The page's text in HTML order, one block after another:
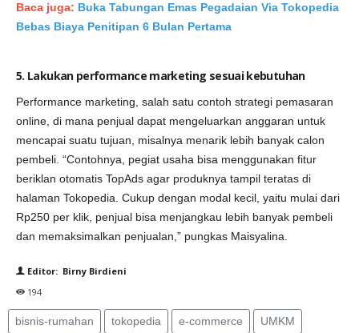
Baca juga: Buka Tabungan Emas Pegadaian Via Tokopedia
Bebas Biaya Penitipan 6 Bulan Pertama
5. Lakukan performance marketing sesuai kebutuhan
Performance marketing, salah satu contoh strategi pemasaran
online, di mana penjual dapat mengeluarkan anggaran untuk
mencapai suatu tujuan, misalnya menarik lebih banyak calon
pembeli. “Contohnya, pegiat usaha bisa menggunakan fitur
beriklan otomatis TopAds agar produknya tampil teratas di
halaman Tokopedia. Cukup dengan modal kecil, yaitu mulai dari
Rp250 per klik, penjual bisa menjangkau lebih banyak pembeli
dan memaksimalkan penjualan,” pungkas Maisyalina.
Editor: Birny Birdieni
194
bisnis-rumahan tokopedia e-commerce UMKM